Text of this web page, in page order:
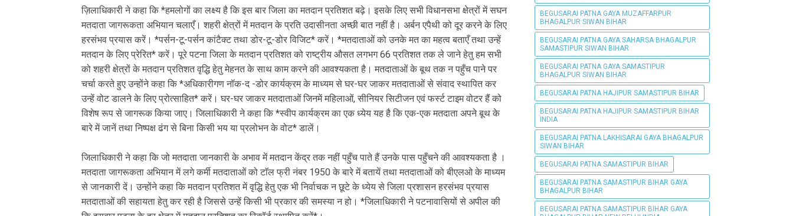
ज़िलाधिकारी ने कहा कि *हमलोगों का लक्ष्य है कि इस बार जिला का मतदान प्रतिशत बढ़े। इसके लिए सभी विधानसभा क्षेत्रों में सघन
मतदाता जागरूकता अभियान चलाएँ। शहरी क्षेत्रों में मतदान के प्रति उदासीनता अच्छी बात नहीं है। अर्बन एपैथी को दूर करने के लिए
हरसंभव प्रयास करें। *पर्सन-टू-पर्सन कांटैक्ट तथा डोर-टू-डोर विजिट* करें। *मतदाताओं को उनके मत का महत्व बताएँ तथा उन्हें
मतदान के लिए प्रेरित* करें। पूरे पटना जिला के मतदान प्रतिशत को राष्ट्रीय औसत लगभग 66 प्रतिशत तक ले जाने हेतु हम सभी
को शहरी क्षेत्रों के मतदान प्रतिशत वृद्धि हेतु मेहनत के साथ काम करने की आवश्यकता है। मतदाताओं के बूथ तक न पहुँच पाने पर
चर्चा करते हुए उन्होंने कहा कि *अधिकारीगण नॉक-द -डोर कार्यक्रम के माध्यम से घर-घर जाकर मतदाताओं से संवाद स्थापित कर
उन्हें वोट डालने के लिए प्रोत्साहित* करें। घर-घर जाकर मतदाताओं जिनमें महिलाओं, सीनियर सिटीजन एवं फर्स्ट टाइम वोटर हैं को
विशेष रूप से जागरूक किया जाए। जिलाधिकारी ने कहा कि *स्वीप कार्यक्रम का एक ध्येय यह है कि एक-एक मतदाता अपने बूथ के
बारे में जानें तथा निष्पक्ष ढंग से बिना किसी भय या प्रलोभन के वोट* डालें।
जिलाधिकारी ने कहा कि जो मतदाता जानकारी के अभाव में मतदान केंद्र तक नहीं पहुँच पाते हैं उनके पास पहुँचने की आवश्यकता है ।
मतदाता जागरूकता अभियान में लगे कर्मी मतदाताओं को टाॅल फ्री नंबर 1950 के बारे में बतायें तथा मतदाताओं को बीएलओ के माध्यम
से जानकारी दें। उन्होंने कहा कि मतदान प्रतिशत में वृद्धि हेतु एक भी निर्वाचक न छूटे के ध्येय से जिला प्रशासन हरसंभव प्रयास
मतदाताओं की सहायता हेतु कर रही है जिससे उन्हें किसी भी प्रकार की समस्या न हो। *जिलाधिकारी ने पटनावासियों से अपील की
BEGUSARAI PATNA GAYA MUZAFFARPUR
BHAGALPUR SIWAN BIHAR
BEGUSARAI PATNA GAYA SAHARSA BHAGALPUR
SAMASTIPUR SIWAN BIHAR
BEGUSARAI PATNA GAYA SAMASTIPUR
BHAGALPUR SIWAN BIHAR
BEGUSARAI PATNA HAJIPUR SAMASTIPUR BIHAR
BEGUSARAI PATNA HAJIPUR SAMASTIPUR BIHAR
INDIA
BEGUSARAI PATNA LAKHISARAI GAYA BHAGALPUR
SIWAN BIHAR
BEGUSARAI PATNA SAMASTIPUR BIHAR
BEGUSARAI PATNA SAMASTIPUR BIHAR GAYA
BHAGALPUR BIHAR
BEGUSARAI PATNA SAMASTIPUR BIHAR GAYA